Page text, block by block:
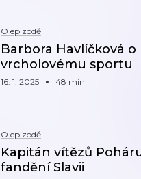
O epizodě
Barbora Havlíčková
vrcholovému sportu
16. 1. 2025 48 min
O epizodě
Kapitán vítězů
fandění Slavii